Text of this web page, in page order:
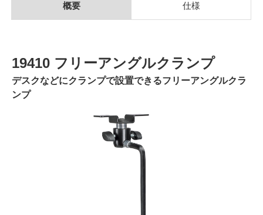
概要 仕様
19410 フリーアングルクランプ
デスクなどにクランプで設置できるフリーアングルクラ
ンプ